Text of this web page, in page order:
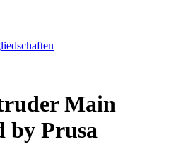
Main
by Prusa